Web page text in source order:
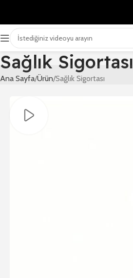
Sağlık Sigortası
Ana Sayfa Ürün Sağlık Sigortası